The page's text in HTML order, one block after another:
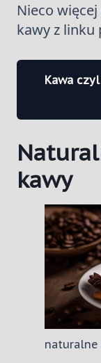
Nieco
kawy z linku
Kawa
kawy